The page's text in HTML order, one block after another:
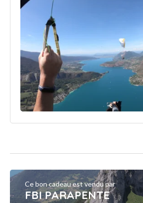
Ce bon cadeau est vendu par
FBI PARAPENTE